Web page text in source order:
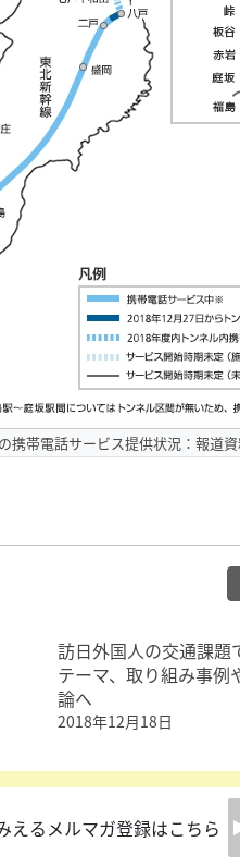
携帯電話サービス提供状況：報道
訪日外国人の交通課題
テーマ、取り組み事例
論へ
2018年12月18日
えるメルマガ登録はこちら